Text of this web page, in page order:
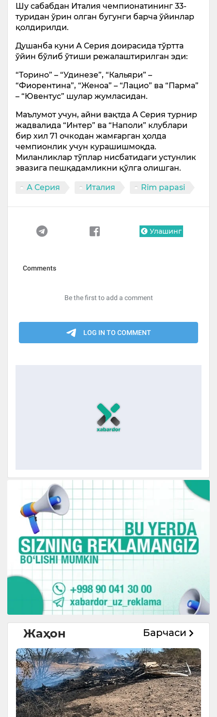
Шу сабабдан Италия чемпионатининг 33-
туридан ўрин олган бугунги барча ўйинлар
қолдирилди.
Душанба куни А Серия доирасида тўртта
ўйин бўлиб ўтиши режалаштирилган эди:
“Торино” – “Удинезе”, “Кальяри” –
“Фиорентина”, “Женоа” – “Лацио” ва “Парма”
– “Ювентус” шулар жумласидан.
Маълумот учун, айни вақтда А Серия турнир
жадвалида “Интер” ва “Наполи” клублари
бир хил 71 очкодан жамғарган ҳолда
чемпионлик учун курашишмоқда.
Миланликлар тўплар нисбатидаги устунлик
эвазига пешқадамликни қўлга олишган.
А Серия Италия Rim papasi
Улашинг
Жаҳон Барчаси